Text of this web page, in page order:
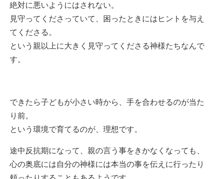
絶対に悪いようにはされない。
見守ってくださっていて、困ったときにはヒントを与え
てくださる。
という親以上に大きく見守ってくださる神様たちなんで
す。
できたら子どもが小さい時から、手を合わせるのが当た
り前。
という環境で育てるのが、理想です。
途中反抗期になって、親の言う事をきかなくなっても、
心の奥底には自分の神様には本当の事を伝えに行ったり